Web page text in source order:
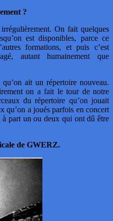
?
On fait quelques
est disponibles, parce ce
formations, et puis c’est
autant humainement que
ait un répertoire nouveau.
on a fait le tour de notre
du répertoire qu’on jouait
qu’on a joués parfois en concert
à part un ou deux qui ont dû être
de GWERZ.